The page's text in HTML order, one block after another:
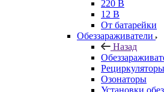
220 В
12 В
От батарейки
Обеззараживатели
Назад
Рециркуляторы
Озонаторы
Установки